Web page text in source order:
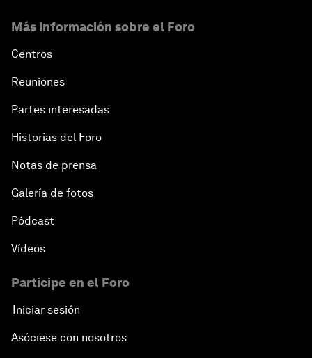
Más información sobre el Foro
Centros
Reuniones
Partes interesadas
Historias del Foro
Notas de prensa
Galería de fotos
Pódcast
Vídeos
Participe en el Foro
Iniciar sesión
Asóciese con nosotros